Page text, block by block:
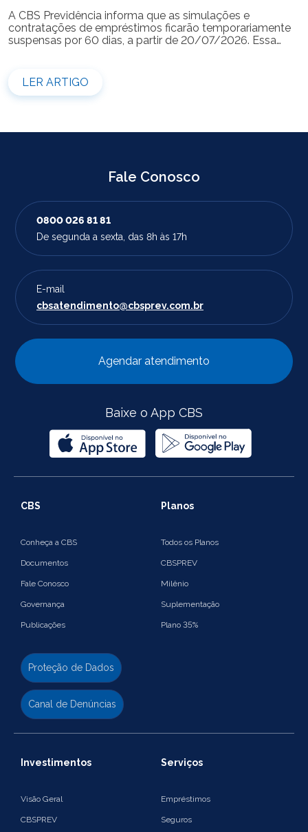
A CBS Previdência informa que as simulações e
contratações de empréstimos ficarão temporariamente
suspensas por 60 dias, a partir de 20/07/2026. Essa
realizar novas simulações ou contratar empréstimos
pelos canais disponibilizados pela CBS Previdência.
Recomendamos que os participantes que […]
LER ARTIGO
Fale Conosco
0800 026 81 81
De segunda a sexta, das 8h às 17h
E-mail
cbsatendimento@cbsprev.com.br
Agendar atendimento
Baixe o App CBS
CBS
Conheça a CBS
Documentos
Fale Conosco
Governança
Publicações
Proteção de Dados
Canal de Denúncias
Planos
Todos os Planos
CBSPREV
Milênio
Suplementação
Plano 35%
Investimentos
Visão Geral
CBSPREV
Serviços
Empréstimos
Seguros